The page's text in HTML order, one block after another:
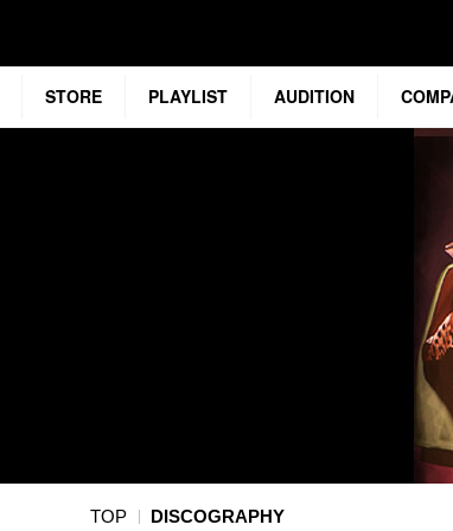
STORE PLAYLIST AUDITION
TOP DISCOGRAPHY